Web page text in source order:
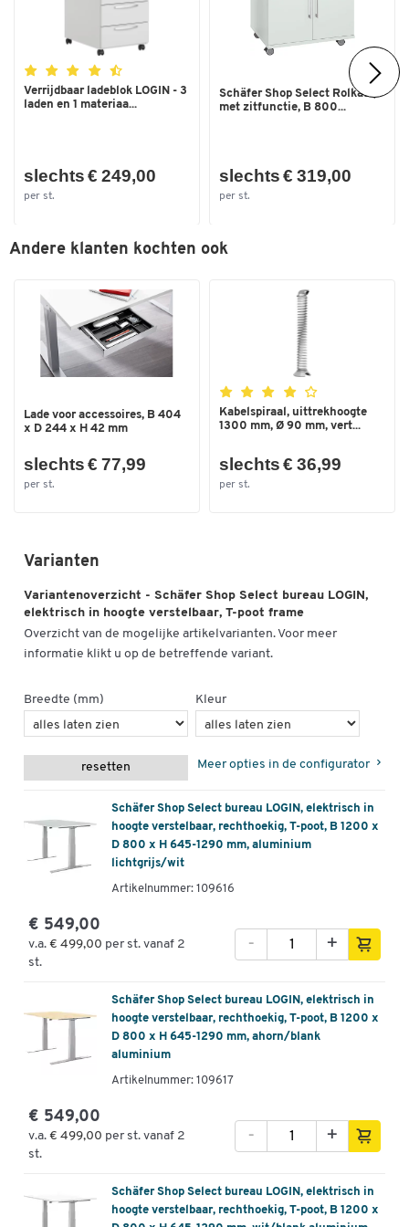
Uitvoering onderstel
Vorm onderstel T-voet
Kleur onderstel blank aluminium
Kleur plaat
Afmetingen
Breedte (mm) 1200
Hoogte (mm)
Hoogte tot (mm) 1290
Hoogte van (mm) 645
Verrijdbaar ladeblok LOGIN - 3
laden en 1 materiaa...
slechts € 249,00
per st.
Schäfer Shop Select Rolkast,
met zitfunctie, B 800...
slechts € 319,00
per st.
Andere klanten kochten ook
Lade voor accessoires, B 404
x D 244 x H 42 mm
slechts € 77,99
per st.
Kabelspiraal, uittrekhoogte
1300 mm, Ø 90 mm, vert...
slechts € 36,99
per st.
Varianten
Variantenoverzicht - Schäfer Shop Select bureau LOGIN,
elektrisch in hoogte verstelbaar, T-poot frame
Overzicht van de mogelijke artikelvarianten. Voor meer
informatie klikt u op de betreffende variant.
Breedte (mm) Kleur
resetten Meer opties in de configurator
Schäfer Shop Select bureau LOGIN, elektrisch in
hoogte verstelbaar, rechthoekig, T-poot, B 1200 x
D 800 x H 645-1290 mm, aluminium
lichtgrijs/wit
Artikelnummer: 109616
€ 549,00
v.a. € 499,00 per st. vanaf 2
st.
+
-
Schäfer Shop Select bureau LOGIN, elektrisch in
hoogte verstelbaar, rechthoekig, T-poot, B 1200 x
D 800 x H 645-1290 mm, ahorn/blank
aluminium
Artikelnummer: 109617
€ 549,00
v.a. € 499,00 per st. vanaf 2
st.
+
-
Schäfer Shop Select bureau LOGIN, elektrisch in
hoogte verstelbaar, rechthoekig, T-poot, B 1200 x